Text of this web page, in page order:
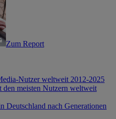
Zum Report
Nutzer weltweit 2012-2025
den meisten Nutzern weltweit
Deutschland nach Generationen